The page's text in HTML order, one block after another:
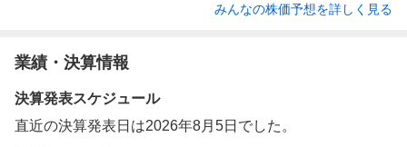
みんなの株価予想を詳しく見る
業績・決算情報
決算発表スケジュール
直近の決算発表日は2026年8月5日でした。